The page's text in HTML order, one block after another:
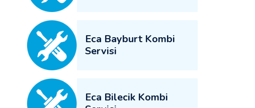
Eca Bayburt Kombi
Servisi
Eca Bilecik Kombi